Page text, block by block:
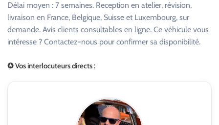
Délai moyen : 7 semaines. Reception en atelier, révision,
livraison en France, Belgique, Suisse et Luxembourg, sur
demande. Avis clients consultables en ligne. Ce véhicule vous
intéresse ? Contactez-nous pour confirmer sa disponibilité.
✪ Vos interlocuteurs directs :